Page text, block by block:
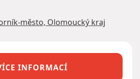
město, Olomoucký kraj
INFORMACÍ